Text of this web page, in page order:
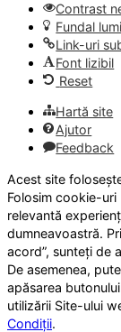
Contrast
Fundal
Link-uri
Font lizibil
Reset
Hartă site
Ajutor
Feedback
Acest site
Folosim cookie-
relevantă
dumneavoastră.
acord”, sunteți de
De asemenea,
apăsarea
utilizării Site-ului
Condiții.